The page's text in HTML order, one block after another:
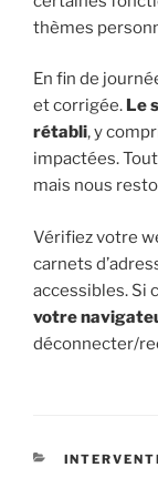
thèmes
En fin de
et corrigée. Le
rétabli, y
impactées.
mais nous
Vérifiez votre
carnets
accessibles. Si
votre
déconnecter/